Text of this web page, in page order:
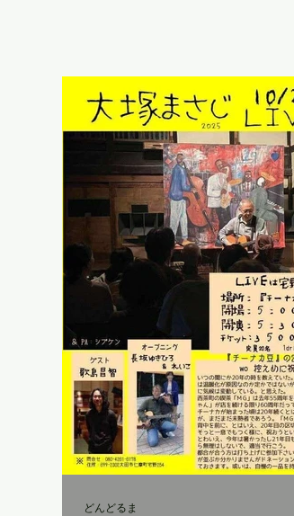
どんどるま